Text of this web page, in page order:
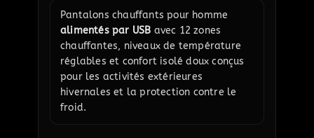
Pantalons chauffants pour homme
alimentés par USB avec 12 zones
chauffantes, niveaux de température
réglables et confort isolé doux conçus
pour les activités extérieures
hivernales et la protection contre le
froid.